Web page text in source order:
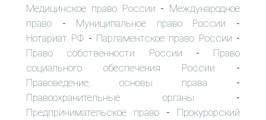
Медицинское право России - Международное
право - Муниципальное право России -
Нотариат РФ - Парламентское право России -
Право собственности России - Право
социального обеспечения России -
Правоведение, основы права -
Правоохранительные органы -
Предпринимательское право - Прокурорский